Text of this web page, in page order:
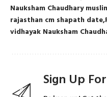
Nauksham Chaudhary
rajasthan cm shapath date
vidhayak Nauksham
Sign Up